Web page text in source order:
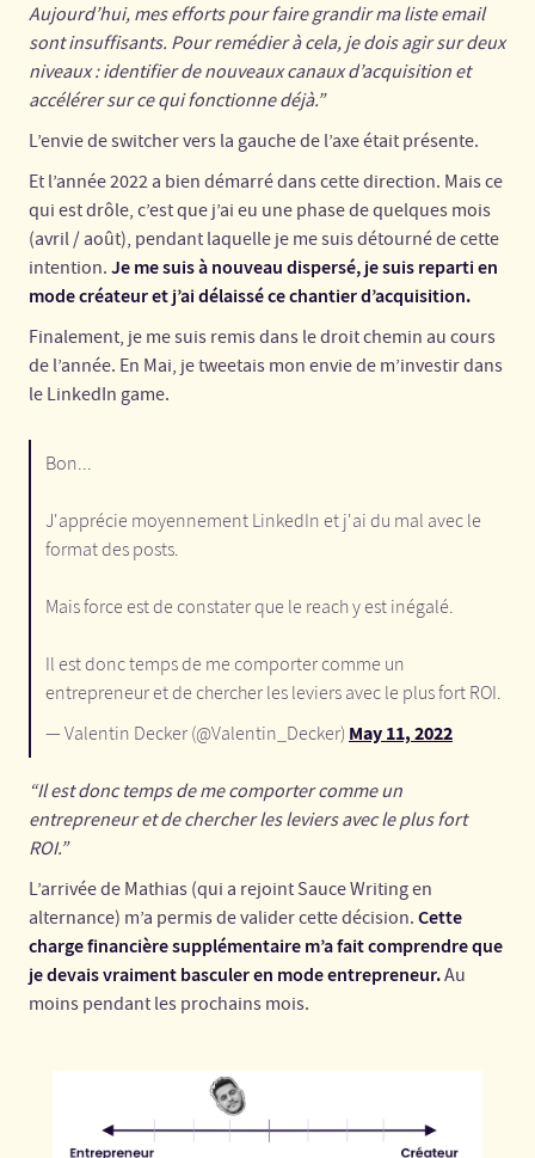
Aujourd’hui, mes efforts pour faire grandir ma liste email
sont insuffisants. Pour remédier à cela, je dois agir sur deux
niveaux : identifier de nouveaux canaux d’acquisition et
accélérer sur ce qui fonctionne déjà.”
L’envie de switcher vers la gauche de l’axe était présente.
Et l’année 2022 a bien démarré dans cette direction. Mais ce
qui est drôle, c’est que j’ai eu une phase de quelques mois
(avril / août), pendant laquelle je me suis détourné de cette
intention. Je me suis à nouveau dispersé, je suis reparti en
mode créateur et j’ai délaissé ce chantier d’acquisition.
Finalement, je me suis remis dans le droit chemin au cours
de l’année. En Mai, je tweetais mon envie de m’investir dans
le LinkedIn game.
Bon...
J'apprécie moyennement LinkedIn et j'ai du mal avec le
format des posts.
Mais force est de constater que le reach y est inégalé.
Il est donc temps de me comporter comme un
entrepreneur et de chercher les leviers avec le plus fort ROI.
— Valentin Decker (@Valentin_Decker) May 11, 2022
“Il est donc temps de me comporter comme un
entrepreneur et de chercher les leviers avec le plus fort
ROI.”
L’arrivée de Mathias (qui a rejoint Sauce Writing en
alternance) m’a permis de valider cette décision. Cette
charge financière supplémentaire m’a fait comprendre que
je devais vraiment basculer en mode entrepreneur.Au
moins pendant les prochains mois.